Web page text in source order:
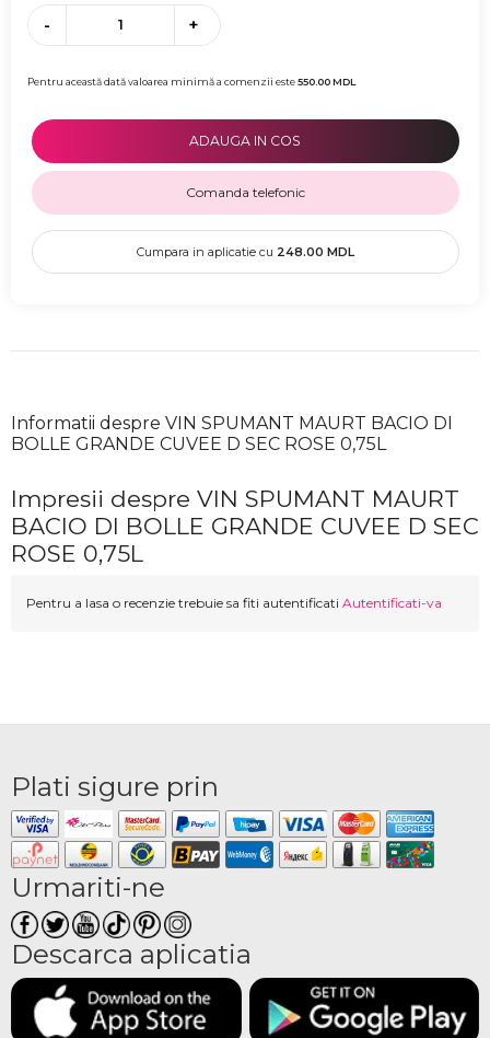
- +
Pentru această dată valoarea minimă a comenzii este550.00MDL
ADAUGA IN COS
Comanda telefonic
Cumpara in aplicatie cu 248.00 MDL
Informatii despre VIN SPUMANT MAURT BACIO DI
BOLLE GRANDE CUVEE D SEC ROSE 0,75L
Impresii despre VIN SPUMANT MAURT
BACIO DI BOLLE GRANDE CUVEE D SEC
ROSE 0,75L
Pentru a lasa o recenzie trebuie sa fiti autentificati Autentificati-va
Plati sigure prin
Urmariti-ne
Descarca aplicatia